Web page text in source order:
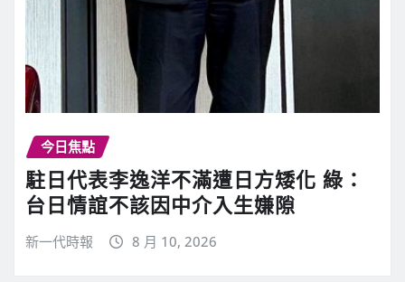
今日焦點
駐日代表李逸洋不滿遭日方矮化 綠：
台日情誼不該因中介入生嫌隙
新一代時報 8 月 10, 2026